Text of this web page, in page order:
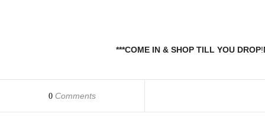
***COME IN & SHOP TILL YOU DROP!
0 Comments